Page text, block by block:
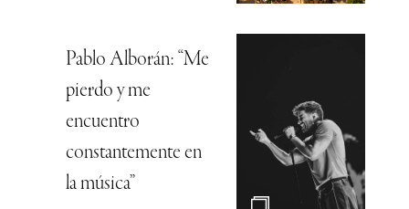
Pablo Alborán: “Me
pierdo y me
encuentro
constantemente en
la música”